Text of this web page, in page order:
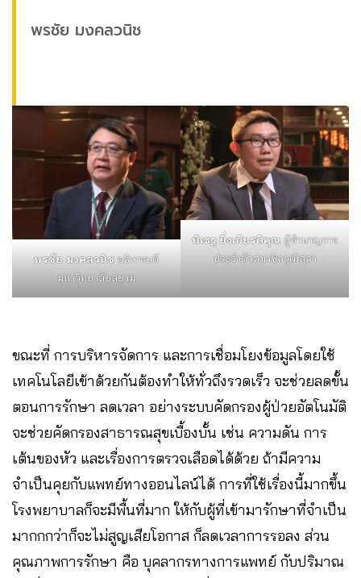
พรชัย มงคลวนิช
พรชัย มงคลวนิช อธิการบดี
มหาวิทยาลัยสยาม
พิเชฐ ยิ่งเกียรติคุณผู้ชำนาญการ
ประจำตัวสมาชิกวุฒิสภา
ขณะที่ การบริหารจัดการ และการเชื่อมโยงข้อมูลโดยใช้
เทคโนโลยีเข้าด้วยกันต้องทำให้ทั่วถึงรวดเร็ว จะช่วยลดขั้น
ตอนการรักษา ลดเวลา อย่างระบบคัดกรองผู้ป่วยอัตโนมัติ
จะช่วยคัดกรองสาธารณสุขเบื้องบั้น เช่น ความดัน การ
เต้นของหัว และเรื่องการตรวจเลือดได้ด้วย ถ้ามีความ
จำเป็นคุยกับแพทย์ทางออนไลน์ได้ การที่ใช้เรื่องนี้มากขึ้น
โรงพยาบาลก็จะมีพื้นที่มาก ให้กับผู้ที่เข้ามารักษาที่จำเป็น
มากกกว่าก็จะไม่สูญเสียโอกาส ก็ลดเวลาการรอลง ส่วน
คุณภาพการรักษา คือ บุคลากรทางการแพทย์ กับปริมาณ